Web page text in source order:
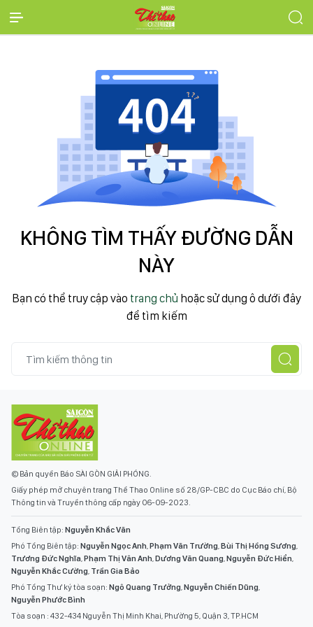
KHÔNG TÌM THẤY ĐƯỜNG DẪN
NÀY
Bạn có thể truy cập vào trang chủ hoặc sử dụng ô dưới đây
để tìm kiếm
© Bản quyền Báo SÀI GÒN GIẢI PHÓNG.
Giấy phép mở chuyên trang Thể Thao Online số 28/GP-CBC do Cục Báo chí, Bộ
Thông tin và Truyền thông cấp ngày 06-09-2023.
Tổng Biên tập: Nguyễn Khắc Văn
Phó Tổng Biên tập: Nguyễn Ngọc Anh,Phạm Văn Trường,Bùi Thị Hồng Sương,
Trương Đức Nghĩa,Phạm Thị Vân Anh,Dương Văn Quang,Nguyễn Đức Hiển,
Nguyễn Khắc Cường, Trần Gia Bảo
Phó Tổng Thư ký tòa soạn: Ngô Quang Trưởng,Nguyễn Chiến Dũng,
Nguyễn Phước Bình
Tòa soạn : 432-434 Nguyễn Thị Minh Khai, Phường 5, Quận 3, TP.HCM